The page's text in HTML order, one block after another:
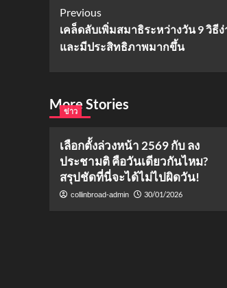
Post
Navigation
Previous
เคล็ดลับเพิ่มสมาธิระหว่างวัน 9 วิธี
และมีประสิทธิภาพมากขึ้น
More Stories
ข่าว
เลือกตั้งล่วงหน้า 2569 กับ ลง
ประชามติ คือวันเดียวกันไหม?
สรุปชัดที่นี่จะได้ไม่ไปผิดวัน!
collinbroad-admin 30/01/2026